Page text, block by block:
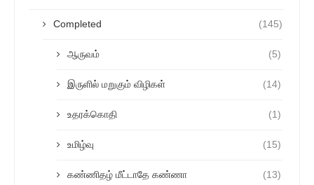
Completed (145)
ஆருவம் (5)
இருளில் மறுகும் விழிகள் (14)
உதரக்கொதி (1)
உமிழ்வு (15)
கண்ணிதழ் மீட்டாதே கண்ணா (13)